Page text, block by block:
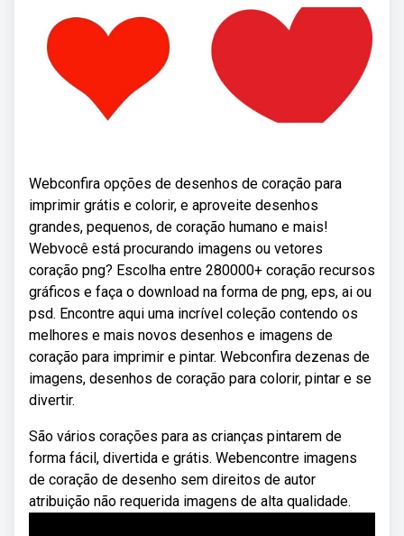
Webconfira opções de desenhos de coração para
imprimir grátis e colorir, e aproveite desenhos
grandes, pequenos, de coração humano e mais!
Webvocê está procurando imagens ou vetores
coração png? Escolha entre 280000+ coração recursos
gráficos e faça o download na forma de png, eps, ai ou
psd. Encontre aqui uma incrível coleção contendo os
melhores e mais novos desenhos e imagens de
coração para imprimir e pintar. Webconfira dezenas de
imagens, desenhos de coração para colorir, pintar e se
divertir.
São vários corações para as crianças pintarem de
forma fácil, divertida e grátis. Webencontre imagens
de coração de desenho sem direitos de autor
atribuição não requerida imagens de alta qualidade.